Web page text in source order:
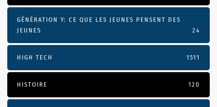
GÉNÉRATION Y: CE QUE LES JEUNES PENSENT DES
JEUNES
24
HIGH TECH 1511
HISTOIRE 120